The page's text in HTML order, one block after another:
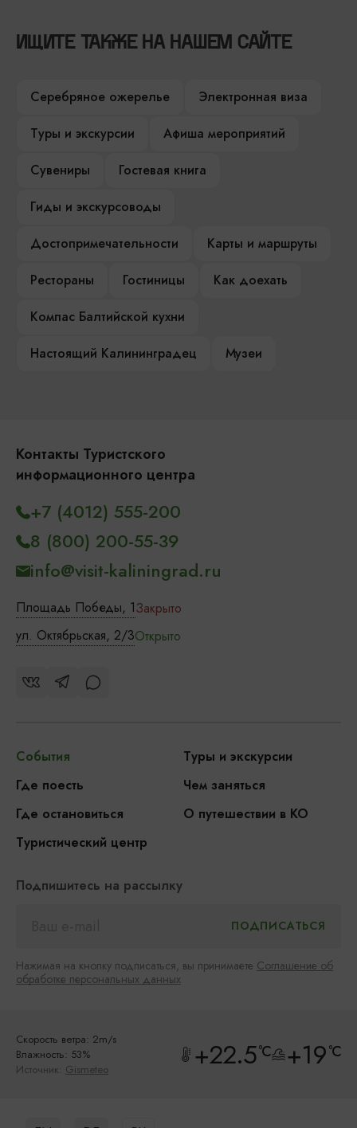
ИЩИТЕ ТАКЖЕ НА НАШЕМ САЙТЕ
Серебряное ожерелье
Электронная виза
Туры и экскурсии
Афиша мероприятий
Сувениры
Гостевая книга
Гиды и экскурсоводы
Достопримечательности
Карты и маршруты
Рестораны
Гостиницы
Как доехать
Компас Балтийской кухни
Настоящий Калининградец
Музеи
Контакты Туристского
информационного центра
Площадь Победы, 1Закрыто
ул. Октябрьская, 2/3Открыто
+7 (4012) 555-200
8 (800) 200-55-39
info@visit-kaliningrad.ru
События
Туры и экскурсии
Где поесть
Чем заняться
Где остановиться
О путешествии в КО
Туристический центр
Подпишитесь на рассылку
Нажимая на кнопку подписаться, вы принимаете Соглашение об
обработке персональных данных
Скорость ветра: 2m/s
Влажность: 53%
Источник: Gismeteo +22.5°C +19°C